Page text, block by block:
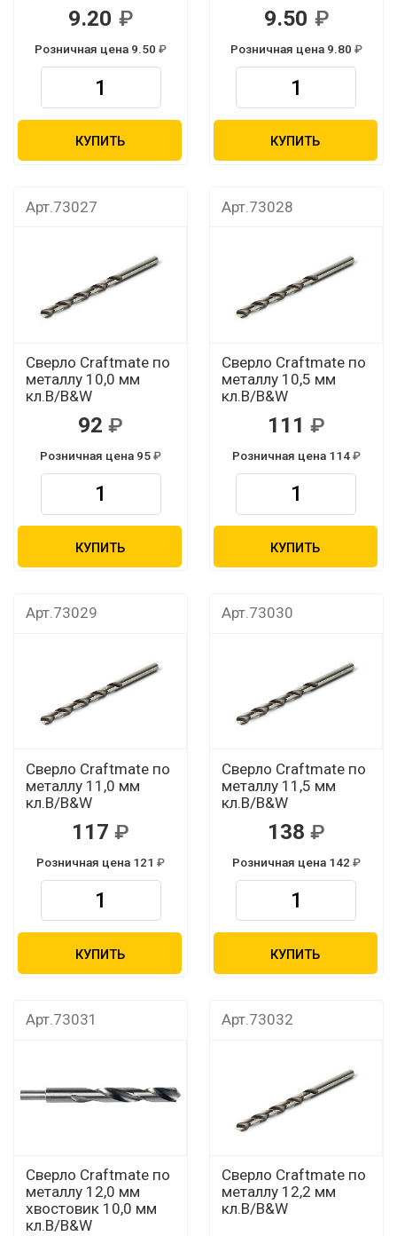
9.20
Розничная цена 9.50
КУПИТЬ
9.50
Розничная цена 9.80
КУПИТЬ
Арт.73027
Сверло Craftmate по
металлу 10,0 мм
кл.В/B&W
92
Розничная цена 95
КУПИТЬ
Арт.73028
Сверло Craftmate по
металлу 10,5 мм
кл.В/B&W
111
Розничная цена 114
КУПИТЬ
Арт.73029
Сверло Craftmate по
металлу 11,0 мм
кл.В/B&W
117
Розничная цена 121
КУПИТЬ
Арт.73030
Сверло Craftmate по
металлу 11,5 мм
кл.В/B&W
138
Розничная цена 142
КУПИТЬ
Арт.73031
Сверло Craftmate по
металлу 12,0 мм
хвостовик 10,0 мм
кл.В/B&W
Арт.73032
Сверло Craftmate по
металлу 12,2 мм
кл.В/B&W